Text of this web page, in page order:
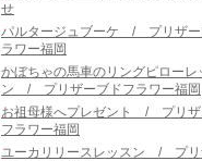
せ
パルタージュブーケ / プリザー
ラワー福岡
かぼちゃの馬車のリングピローレ
ン / プリザーブドフラワー福岡
お祖母様へプレゼント / プリザ
フラワー福岡
ユーカリリースレッスン / プリ